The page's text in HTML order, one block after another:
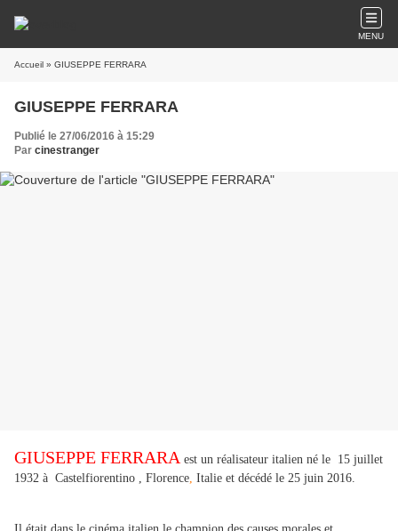
MENU
Accueil » GIUSEPPE FERRARA
GIUSEPPE FERRARA
Publié le 27/06/2016 à 15:29
Par cinestranger
GIUSEPPE FERRARAest un réalisateur italien né le 15 juillet
1932 à Castelfiorentino , Florence, Italie et décédé le 25 juin 2016.